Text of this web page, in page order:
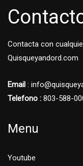
Contacta con
Quisqueyandord.com
Email :
Telefono : 803-588-
Menu
Youtube